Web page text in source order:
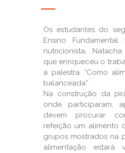
Os estudantes do
Ensino
nutricionista,
que enriqueceu o
a palestra “Como
balanceada”.
Na construção da
onde participaram,
devem procurar
refeição um alimento
grupos mostrados na
alimentação estará